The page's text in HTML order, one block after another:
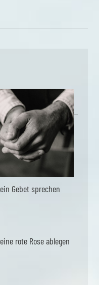
ein Gebet sprechen
eine rote Rose ablegen